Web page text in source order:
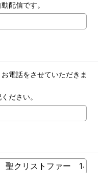
配信です。
電話をさせていただきま
ださい。